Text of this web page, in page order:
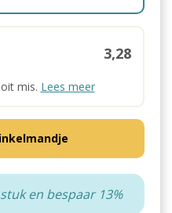
3,28
mis. Lees meer
en bespaar 13%